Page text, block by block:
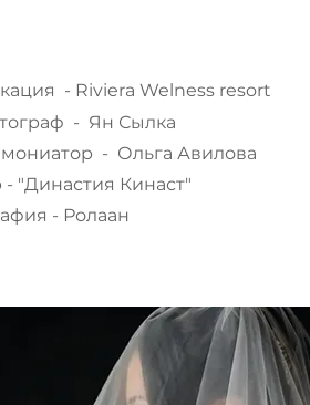
- Riviera Welness resort
- Ян Сылка
- Ольга Авилова
"Династия Кинаст"
- Ролаан